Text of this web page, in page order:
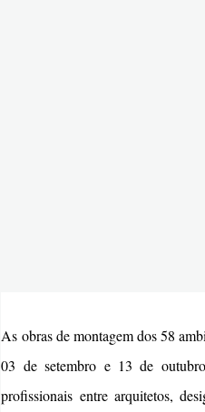
As obras de montagem dos 58
03 de setembro e 13 de
profissionais entre arquitetos,